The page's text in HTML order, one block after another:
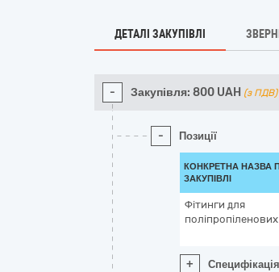
ДЕТАЛІ ЗАКУПІВЛІ
- Закупівля: 800 UAH (з ПДВ)
- Позиції
КОНКРЕТНА НАЗВА
ЗАКУПІВЛІ
Фітинги для
+